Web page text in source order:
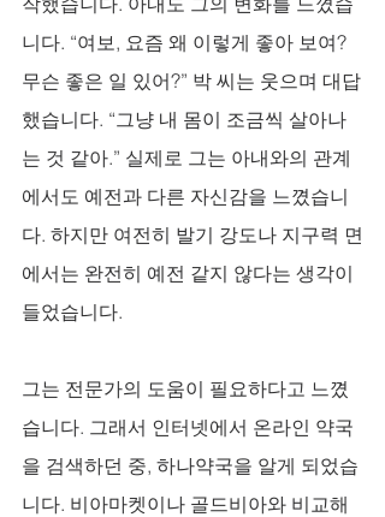
니다. “여보, 요즘 왜 이렇게 좋아 보여?
무슨 좋은 일 있어?” 박 씨는 웃으며 대답
했습니다. “그냥 내 몸이 조금씩 살아나
는 것 같아.” 실제로 그는 아내와의 관계
에서도 예전과 다른 자신감을 느꼈습니
다. 하지만 여전히 발기 강도나 지구력 면
에서는 완전히 예전 같지 않다는 생각이
들었습니다.
그는 전문가의 도움이 필요하다고 느꼈
습니다. 그래서 인터넷에서 온라인 약국
을 검색하던 중, 하나약국을 알게 되었습
니다. 비아마켓이나 골드비아와 비교해